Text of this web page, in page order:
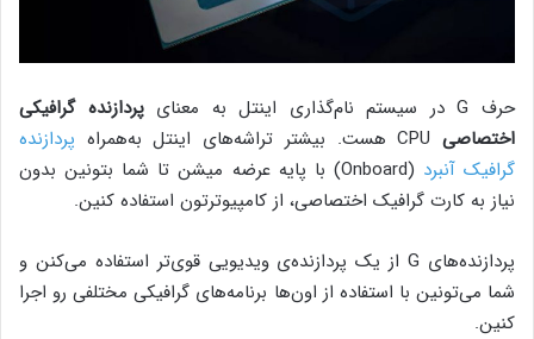
حرف G در سیستم نام‌گذاری اینتل به معنای
پردازنده گرافیکی
اختصاصیCPU هست. بیشتر تراشه‌های اینتل به‌همراه
پردازنده
گرافیک آنبرد
(Onboard) با پایه عرضه میشن تا شما بتونین بدون
نیاز به کارت گرافیک اختصاصی، از کامپیوترتون استفاده کنین.
پردازنده‌های G از یک پردازنده‌ی ویدیویی قوی‌تر استفاده می‌کنن و
شما می‌تونین با استفاده از اون‌ها برنامه‌های گرافیکی مختلفی رو اجرا
کنین.